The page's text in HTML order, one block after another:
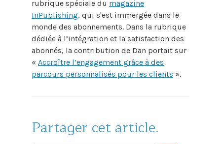
rubrique spéciale du magazine
InPublishing, qui s'est immergée dans le
monde des abonnements. Dans la rubrique
dédiée à l’intégration et la satisfaction des
abonnés, la contribution de Dan portait sur
« Accroître l’engagement grâce à des
parcours personnalisés pour les clients ».
Partager cet article.